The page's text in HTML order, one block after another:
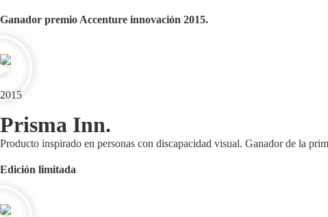
Ganador premio Accenture innovación 2015.
2015
Prisma Inn.
Producto inspirado en personas con discapacidad visual. Ganador de la
Edición limitada